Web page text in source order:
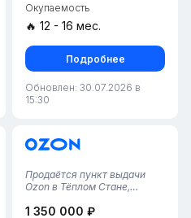
Окупаемость
🔥 12 - 16 мес.
Подробнее
Обновлен: 30.07.2026 в
15:30
Продаётся пункт выдачи
Ozon в Тёплом Стане,
центре. Работает год. Был
1 350 000 ₽